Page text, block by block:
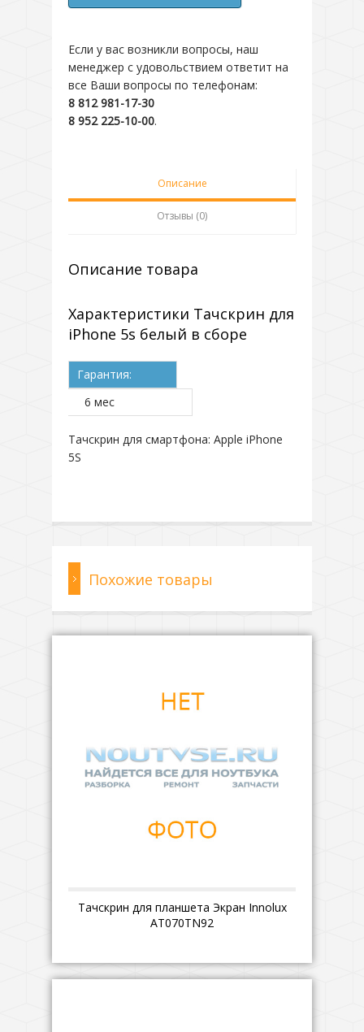
Если у вас возникли вопросы, наш
менеджер с удовольствием ответит на
все Ваши вопросы по телефонам:
8 812 981-17-30
8 952 225-10-00.
Описание
Отзывы (0)
Описание товара
Характеристики Тачскрин для
iPhone 5s белый в сборе
Гарантия:
6 мес
Тачскрин для смартфона: Apple iPhone
5S
Похожие товары
Тачскрин для планшета Экран Innolux
AT070TN92